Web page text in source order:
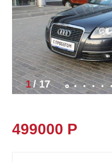
1/17
499000 Р